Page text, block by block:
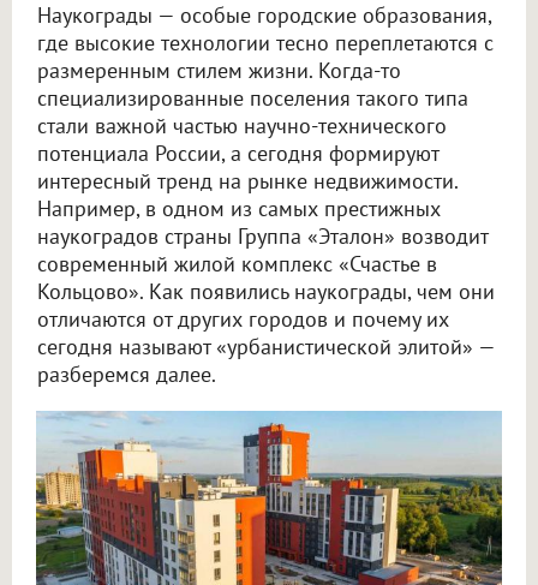
Наукограды — особые городские образования,
где высокие технологии тесно переплетаются с
размеренным стилем жизни. Когда-то
специализированные поселения такого типа
стали важной частью научно-технического
потенциала России, а сегодня формируют
интересный тренд на рынке недвижимости.
Например, в одном из самых престижных
наукоградов страны Группа «Эталон» возводит
современный жилой комплекс «Счастье в
Кольцово». Как появились наукограды, чем они
отличаются от других городов и почему их
сегодня называют «урбанистической элитой» —
разберемся далее.